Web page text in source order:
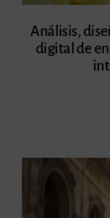
Análisis,
digital de